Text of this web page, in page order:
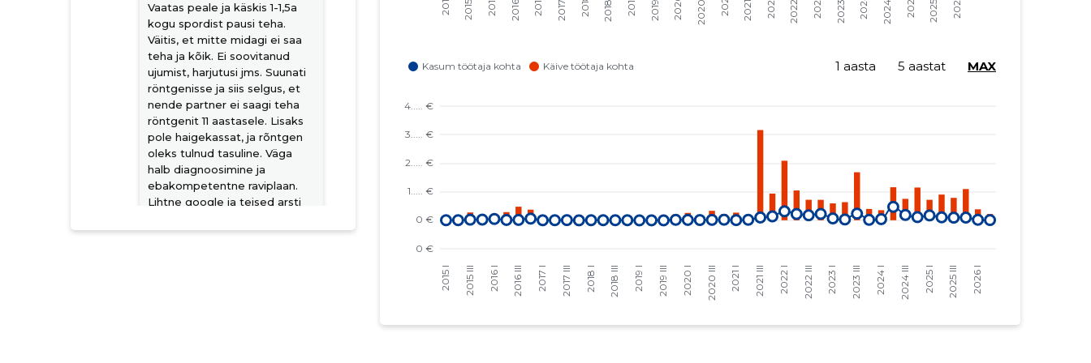
Vaatas peale ja käskis 1-1,5a
kogu spordist pausi teha.
Väitis, et mitte midagi ei saa
teha ja kõik. Ei soovitanud
ujumist, harjutusi jms. Suunati
röntgenisse ja siis selgus, et
nende partner ei saagi teha
röntgenit 11 aastasele. Lisaks
pole haigekassat, ja rõntgen
oleks tulnud tasuline. Väga
halb diagnoosimine ja
ebakompetentne raviplaan.
Lihtne google ja teised arsti
et on OSD raviks olemas
1 aasta 5 aastat MAX